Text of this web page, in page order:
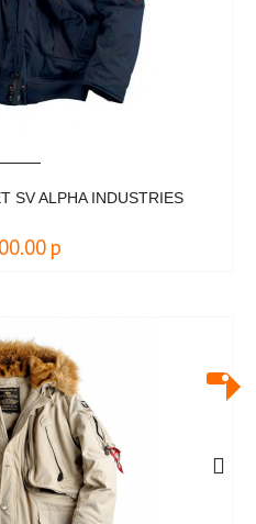
SV ALPHA INDUSTRIES
р